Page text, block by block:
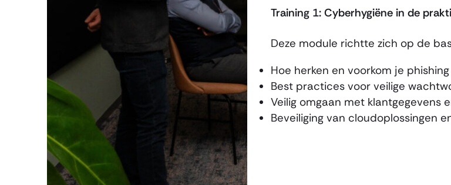
Training 1: Cyberhygiëne in de
Deze module richtte zich op de
Hoe herken en voorkom je
Best practices voor veilige
Veilig omgaan met klantgegevens
Beveiliging van cloudoplossingen